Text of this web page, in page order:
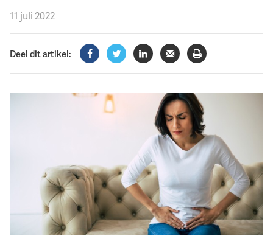
11 juli 2022
Deel dit artikel:
Facebook
TwitterLinkedInVerzenden
Printen